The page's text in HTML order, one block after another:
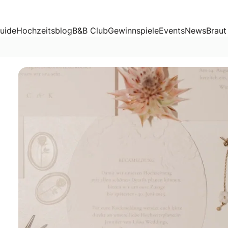
HochzeitsblogB&B ClubGewinnspieleEventsNews
einen ersten Eindruck darüber, was für eine Art